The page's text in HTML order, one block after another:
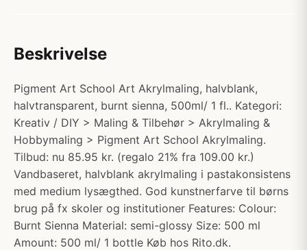
Beskrivelse
Pigment Art School Art Akrylmaling, halvblank,
halvtransparent, burnt sienna, 500ml/ 1 fl.. Kategori:
Kreativ / DIY > Maling & Tilbehør > Akrylmaling &
Hobbymaling > Pigment Art School Akrylmaling.
Tilbud: nu 85.95 kr. (regalo 21% fra 109.00 kr.)
Vandbaseret, halvblank akrylmaling i pastakonsistens
med medium lysægthed. God kunstnerfarve til børns
brug på fx skoler og institutioner Features: Colour:
Burnt Sienna Material: semi-glossy Size: 500 ml
Amount: 500 ml/ 1 bottle Køb hos Rito.dk.